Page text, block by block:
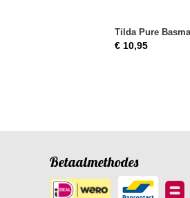
Tilda Pure
€ 10,95
Betaalmethodes